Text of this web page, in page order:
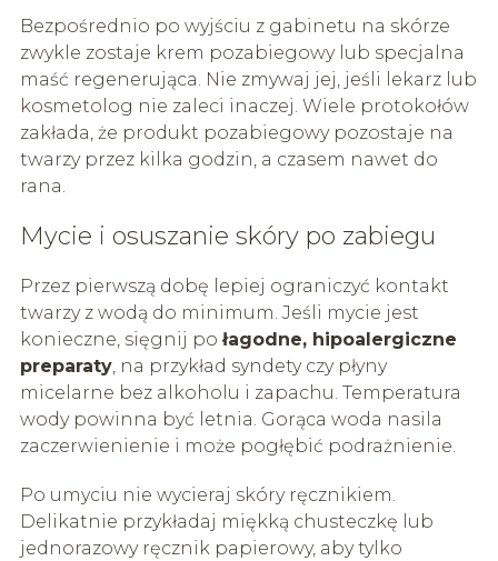
Bezpośrednio po wyjściu z gabinetu na skórze
zwykle zostaje krem pozabiegowy lub specjalna
maść regenerująca. Nie zmywaj jej, jeśli lekarz lub
kosmetolog nie zaleci inaczej. Wiele protokołów
zakłada, że produkt pozabiegowy pozostaje na
twarzy przez kilka godzin, a czasem nawet do
rana.
Mycie i osuszanie skóry po zabiegu
Przez pierwszą dobę lepiej ograniczyć kontakt
twarzy z wodą do minimum. Jeśli mycie jest
konieczne, sięgnij połagodne, hipoalergiczne
preparaty, na przykład syndety czy płyny
micelarne bez alkoholu i zapachu. Temperatura
wody powinna być letnia. Gorąca woda nasila
zaczerwienienie i może pogłębić podrażnienie.
Po umyciu nie wycieraj skóry ręcznikiem.
Delikatnie przykładaj miękką chusteczkę lub
jednorazowy ręcznik papierowy, aby tylko